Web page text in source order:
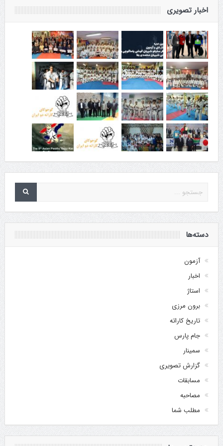
اخبار تصویری
دسته‌ها
آزمون
اخبار
استاژ
برون مرزی
تاریخ کاراته
جام پارس
سمینار
گزارش تصویری
مسابقات
مصاحبه
مطلب شما